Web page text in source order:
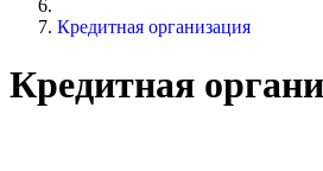
Кредитная организация
Кредитная